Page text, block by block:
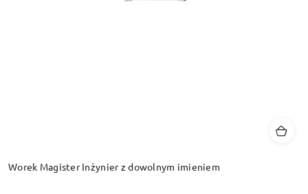
Worek Magister Inżynier z dowolnym imieniem